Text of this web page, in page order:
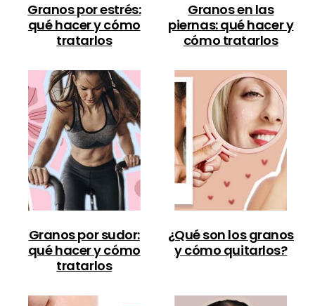
Granos por estrés:
qué hacer y cómo
tratarlos
Granos en las
piernas: qué hacer y
cómo tratarlos
Granos por sudor:
qué hacer y cómo
tratarlos
¿Qué son los granos
y cómo quitarlos?